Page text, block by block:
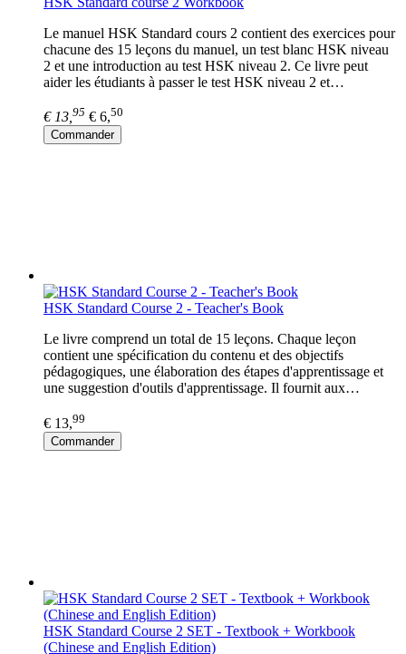
Le manuel HSK Standard cours 2 contient des exercices pour
chacune des 15 leçons du manuel, un test blanc HSK niveau
2 et une introduction au test HSK niveau 2. Ce livre peut
aider les étudiants à passer le test HSK niveau 2 et…
€ 13, 95 € 6,50
Commander
HSK Standard Course 2 - Teacher's Book
Le livre comprend un total de 15 leçons. Chaque leçon
contient une spécification du contenu et des objectifs
pédagogiques, une élaboration des étapes d'apprentissage et
une suggestion d'outils d'apprentissage. Il fournit aux…
€ 13,99
Commander
HSK Standard Course 2 SET - Textbook + Workbook
(Chinese and English Edition)